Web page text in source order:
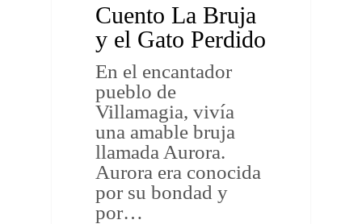
Cuento La Bruja
y el Gato Perdido
En el encantador
pueblo de
Villamagia, vivía
una amable bruja
llamada Aurora.
Aurora era conocida
por su bondad y
por…